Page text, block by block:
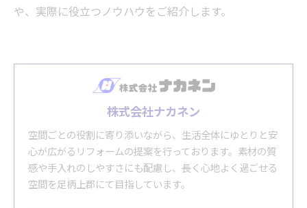
や、実際に役立つノウハウをご紹介します。
株式会社ナカネン
空間ごとの役割に寄り添いながら、生活全体にゆとりと安
心が広がるリフォームの提案を行っております。素材の質
感や手入れのしやすさにも配慮し、長く心地よく過ごせる
空間を足柄上郡にて目指しています。